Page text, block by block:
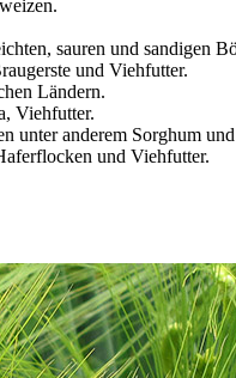
sauren und sandigen
und Viehfutter.
Ländern.
Viehfutter.
unter anderem Sorghum
und Viehfutter.